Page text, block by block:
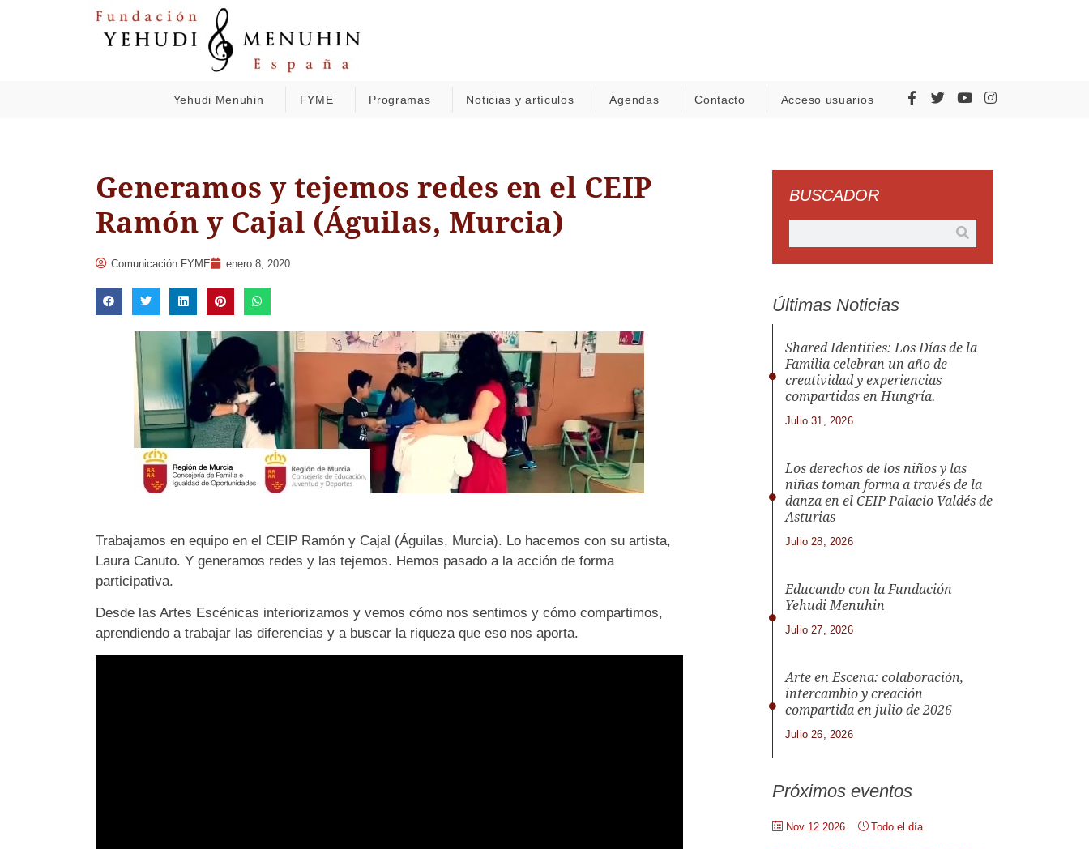
Yehudi Menuhin FYME Programas Noticias y artículos Agendas Contacto Acceso usuarios
Generamos y tejemos redes en el CEIP
Ramón y Cajal (Águilas, Murcia)
Comunicación FYME enero 8, 2020
Trabajamos en equipo en el CEIP Ramón y Cajal (Águilas, Murcia). Lo hacemos con su artista,
Laura Canuto. Y generamos redes y las tejemos. Hemos pasado a la acción de forma
participativa.
Desde las Artes Escénicas interiorizamos y vemos cómo nos sentimos y cómo compartimos,
aprendiendo a trabajar las diferencias y a buscar la riqueza que eso nos aporta.
BUSCADOR
Últimas Noticias
Shared Identities: Los Días de la
Familia celebran un año de
creatividad y experiencias
compartidas en Hungría.
Julio 31, 2026
Los derechos de los niños y las
niñas toman forma a través de la
danza en el CEIP Palacio Valdés de
Asturias
Julio 28, 2026
Educando con la Fundación
Yehudi Menuhin
Julio 27, 2026
Arte en Escena: colaboración,
intercambio y creación
compartida en julio de 2026
Julio 26, 2026
Próximos eventos
Nov 12 2026 Todo el día